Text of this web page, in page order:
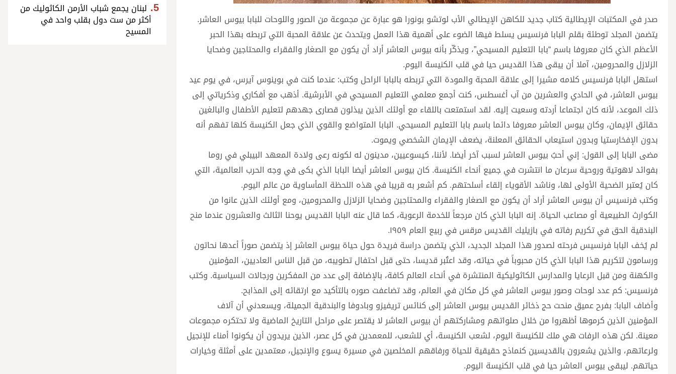
صدر في المكتبات الإيطالية كتاب جديد للكاهن الإيطالي الأب لوتشو بونورا هو عبارة عن مجموعة من الصور واللوحات للبابا بيوس العاشر.
يتضمن المجلد توطئة بقلم البابا فرنسيس يسلط فيها الضوء على أهمية هذا العمل ويتحدث عن علاقة المحبة التي تربطه بهذا الحبر
الأعظم الذي كان معروفا باسم “بابا التعليم المسيحي”، ويذكّر بأنه بيوس العاشر أراد أن يكون مع الصغار والفقراء والمحتاجين وضحايا
الزلازل والمحرومين، آملا أن يبقى هذا القديس حيا في قلب الكنيسة اليوم.
استهل البابا فرنسيس كلامه مشيرا إلى علاقة المحبة والمودة التي تربطه بالبابا الراحل وكتب: عندما كنت في بوينوس آيرس، في يوم عيد
بيوس العاشر، في الحادي والعشرين من آب أغسطس، كنت أجمع معلمي التعليم المسيحي في الأبرشية. أذهب مع أفكاري وذكرياتي إلى
ذلك الموعد، لأنه كان اجتماعا أردته وسعيت إليه. لقد استمتعت باللقاء مع أولئك الذين يبذلون قصارى جهدهم لتعليم الأطفال والبالغين
حقائق الإيمان، وكان بيوس العاشر معروفا دائما باسم بابا التعليم المسيحي. البابا المتواضع والقوي الذي جعل الكنيسة كلها تفهم أنه
بدون الإفخارستيا وبدون استيعاب الحقائق المعلنة، يضعف الإيمان الشخصي ويموت.
مضى البابا إلى القول: إني أحبُ بيوس العاشر لسبب آخر أيضا. لأننا، كيسوعيين، مدينون له لكونه رعى ولادة المعهد البيبلي في روما
بفوائد لاهوتية وروحية سرعان ما انتشرت في جميع أنحاء الكنيسة. كان بيوس العاشر أيضا البابا الذي بكى في وجه الحرب العالمية، التي
كان يُعتبر الضحية الأولى لها، وناشد الأقوياء إلقاء أسلحتهم. كم أشعر به قريبا في هذه اللحظة المأساوية من عالم اليوم.
وكتب فرنسيس أن بيوس العاشر أراد أن يكون مع الصغار والفقراء والمحتاجين وضحايا الزلازل والمحرومين، ومع أولئك الذين عانوا من
الكوارث الطبيعية أو مصاعب الحياة. إنه البابا الذي كان مرجعاً للخدمة الرعوية، كما قال عنه البابا القديس يوحنا الثالث والعشرون عندما منح
البندقية الحق في تكريم رفاته في بازيليك القديس مرقس في ربيع العام ١٩٥٩.
لم يُخف البابا فرنسيس فرحته لصدور هذا المجلد الجديد، الذي يتضمن دراسة فريدة حول حياة بيوس العاشر إذ يتضمن صوراً أعدها نحاتون
ورسامون لتكريم هذا البابا الذي كان محبوباً في حياته، وقد اعتُبر قديسا، حتى قبل احتفال تطويبه، من قبل الناس العاديين، المؤمنين
والكهنة ومن قبل الرعايا والمدارس الكاثوليكية المنتشرة في أنحاء العالم كافة، بالإضافة إلى عدد من المفكرين ورجالات السياسية. وكتب
فرنسيس: كم عدد لوحات وصور بيوس العاشر في كل مكان في العالم، وقد تضاعفت صوره بالتأكيد مع ارتقائه إلى المذابح.
وأضاف البابا: بفرح عميق منحت حج ذخائر القديس بيوس العاشر إلى كنائس تريفيزو وبادوفا والبندقية الجميلة، ويسعدني أن آلاف
المؤمنين الذين كرموها أظهروا من خلال صلواتهم ومشاركتهم أن بيوس العاشر لا يقتصر على مراحل التاريخ الماضية ولا تحتكره مجموعات
معينة. لكن هذه الرفات هي ملك للكنيسة اليوم، لشعب الكنيسة، أي للشعب، للمعمدين في كل عصر، الذين يريدون أن يكونوا أمناء للإنجيل
ولرعاتهم، والذين يشعرون بالقديسين كنماذج حقيقية للحياة ورفاقهم المخلصين في مسيرة يسوع والإنجيل، معتمدين على أمثلة وخيارات
حياتهم. ليبقى بيوس العاشر حيا في قلب الكنيسة اليوم.
لبنان يجمع شباب الأرمن الكاثوليك من
أكثر من ست دول بقلب واحد في
المسيح